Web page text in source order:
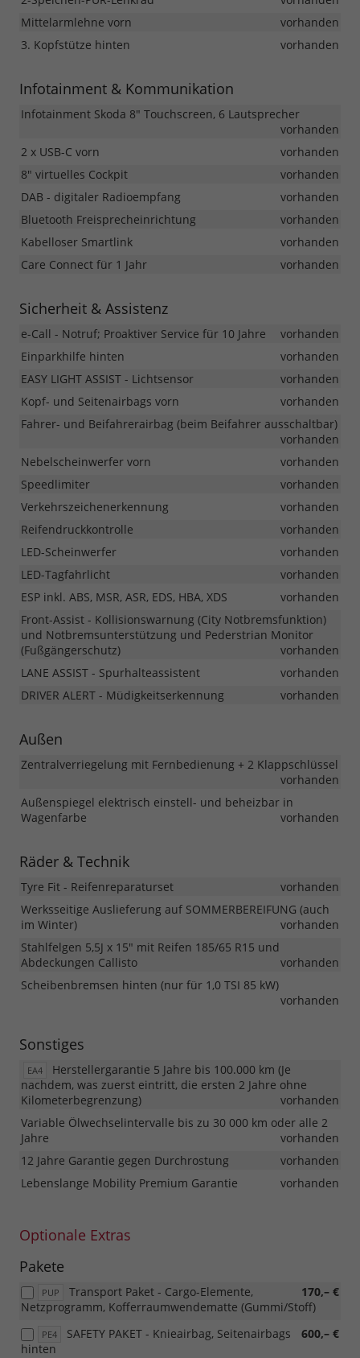
Mittelarmlehne vorn
vorhanden
3. Kopfstütze hinten
vorhanden
Infotainment & Kommunikation
Infotainment Skoda 8" Touchscreen, 6 Lautsprecher
vorhanden
2 x USB-C vorn
vorhanden
8" virtuelles Cockpit
vorhanden
DAB - digitaler Radioempfang
vorhanden
Bluetooth Freisprecheinrichtung
vorhanden
Kabelloser Smartlink
vorhanden
Care Connect für 1 Jahr
vorhanden
Sicherheit & Assistenz
e-Call - Notruf; Proaktiver Service für 10 Jahre
vorhanden
Einparkhilfe hinten
vorhanden
EASY LIGHT ASSIST - Lichtsensor
vorhanden
Kopf- und Seitenairbags vorn
vorhanden
Fahrer- und Beifahrerairbag (beim Beifahrer ausschaltbar)
vorhanden
Nebelscheinwerfer vorn
vorhanden
Speedlimiter
vorhanden
Verkehrszeichenerkennung
vorhanden
Reifendruckkontrolle
vorhanden
LED-Scheinwerfer
vorhanden
LED-Tagfahrlicht
vorhanden
ESP inkl. ABS, MSR, ASR, EDS, HBA, XDS
vorhanden
Front-Assist - Kollisionswarnung (City Notbremsfunktion)
und Notbremsunterstützung und Pederstrian Monitor
(Fußgängerschutz)
vorhanden
LANE ASSIST - Spurhalteassistent
vorhanden
DRIVER ALERT - Müdigkeitserkennung
vorhanden
Außen
Zentralverriegelung mit Fernbedienung + 2 Klappschlüssel
vorhanden
Außenspiegel elektrisch einstell- und beheizbar in
Wagenfarbe
vorhanden
Räder & Technik
Tyre Fit - Reifenreparaturset
vorhanden
Werksseitige Auslieferung auf SOMMERBEREIFUNG (auch
im Winter)
vorhanden
Stahlfelgen 5,5J x 15" mit Reifen 185/65 R15 und
Abdeckungen Callisto
vorhanden
Scheibenbremsen hinten (nur für 1,0 TSI 85 kW)
vorhanden
Sonstiges
EA4
Herstellergarantie 5 Jahre bis 100.000 km (Je
nachdem, was zuerst eintritt, die ersten 2 Jahre ohne
Kilometerbegrenzung)
vorhanden
Variable Ölwechselintervalle bis zu 30 000 km oder alle 2
Jahre
vorhanden
12 Jahre Garantie gegen Durchrostung
vorhanden
Lebenslange Mobility Premium Garantie
vorhanden
Optionale Extras
Pakete
PUP 170,– €
Transport Paket - Cargo-Elemente,
Netzprogramm, Kofferraumwendematte (Gummi/Stoff)
PE4 600,– €
SAFETY PAKET - Knieairbag, Seitenairbags
hinten